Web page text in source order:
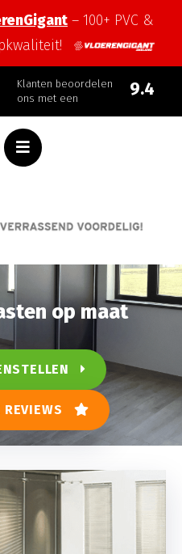
– 100+ PVC &
Klanten beoordelen
ons met een
9.4
op maat
REVIEWS